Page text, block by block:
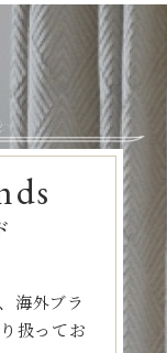
海外ブラ
扱ってお